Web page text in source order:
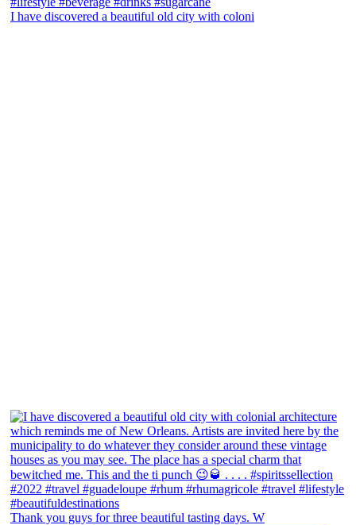
I have discovered a beautiful old city with coloni
Thank you guys for three beautiful tasting days. W